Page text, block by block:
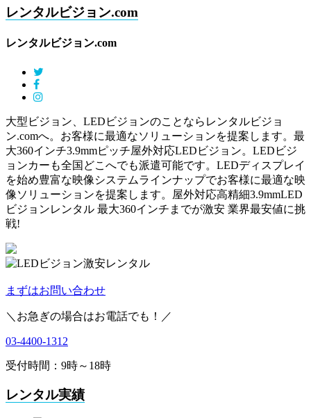
レンタルビジョン.com
レンタルビジョン.com
大型ビジョン、LEDビジョンのことならレンタルビジョ
ン.comへ。お客様に最適なソリューションを提案します。最
大360インチ3.9mmピッチ屋外対応LEDビジョン。LEDビジ
ョンカーも全国どこへでも派遣可能です。LEDディスプレイ
を始め豊富な映像システムラインナップでお客様に最適な映
像ソリューションを提案します。屋外対応高精細3.9mmLED
ビジョンレンタル 最大360インチまでが激安 業界最安値に挑
戦!
まずはお問い合わせ
＼お急ぎの場合はお電話でも！／
03-4400-1312
受付時間：9時～18時
レンタル実績